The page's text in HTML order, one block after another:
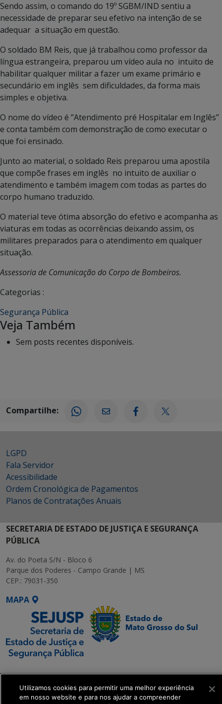
Sendo assim, o comando do 19º SGBM/IND sentiu a
necessidade de preparar seu efetivo na intenção de se
adequar a situação em questão.
O soldado BM Reis, que já trabalhou como professor da
língua estrangeira, preparou um vídeo aula no intuito de
habilitar qualquer militar a fazer um exame primário e
secundário em inglês sem dificuldades, da forma mais
simples e objetiva.
O nome do vídeo é ‘’Atendimento pré Hospitalar em Inglês’’
e conta também com demonstração de como executar o
que foi ensinado.
Junto ao material, o soldado Reis preparou uma apostila
que compõe frases em inglês no intuito de auxiliar o
atendimento e também imagem com todas as partes do
corpo humano traduzido.
O material teve ótima absorção do efetivo e acompanha as
viaturas em todas as ocorrências deixando assim, os
militares preparados para o atendimento em qualquer
situação.
Assessoria de Comunicação do Corpo de Bombeiros.
Categorias :
Segurança Pública
Veja Também
Sem posts recentes disponíveis.
Compartilhe:
LGPD
Fala Servidor
Acessibilidade
Ordem Cronológica de Pagamentos
Planos de Contratações Anuais
SECRETARIA DE ESTADO DE JUSTIÇA E SEGURANÇA
PÚBLICA
Av. do Poeta S/N - Bloco 6
Parque dos Poderes - Campo Grande | MS
CEP.: 79031-350
MAPA
SETDIG | Secretaria-
Executiva de
Transformação Digital
Utilizamos cookies para permitir uma melhor experiência
em nosso website e para nos ajudar a compreender